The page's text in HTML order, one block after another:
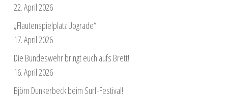
22. April 2026
„Flautenspielplatz Upgrade“
17. April 2026
Die Bundeswehr bringt euch aufs Brett!
16. April 2026
Björn Dunkerbeck beim Surf-Festival!